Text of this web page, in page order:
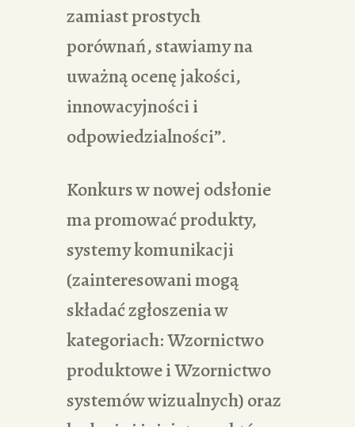
zamiast prostych
porównań, stawiamy na
uważną ocenę jakości,
innowacyjności i
odpowiedzialności”.
Konkurs w nowej odsłonie
ma promować produkty,
systemy komunikacji
(zainteresowani mogą
składać zgłoszenia w
kategoriach: Wzornictwo
produktowe i Wzornictwo
systemów wizualnych) oraz